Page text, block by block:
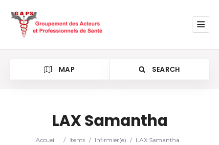
MAP SEARCH
Category
LAX Samantha
Accueil / Items / Infirmier(e) / LAX Samantha